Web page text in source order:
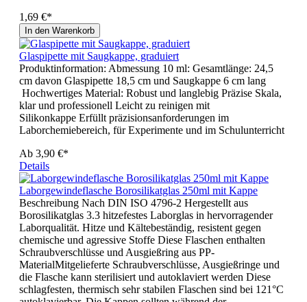
1,69 €*
In den Warenkorb
Glaspipette mit Saugkappe, graduiert
Produktinformation: Abmessung 10 ml: Gesamtlänge: 24,5
cm davon Glaspipette 18,5 cm und Saugkappe 6 cm lang
Hochwertiges Material: Robust und langlebig Präzise Skala,
klar und professionell Leicht zu reinigen mit
Silikonkappe Erfüllt präzisionsanforderungen im
Laborchemiebereich, für Experimente und im Schulunterricht
Ab 3,90 €*
Details
Laborgewindeflasche Borosilikatglas 250ml mit Kappe
Beschreibung Nach DIN ISO 4796-2 Hergestellt aus
Borosilikatglas 3.3 hitzefestes Laborglas in hervorragender
Laborqualität. Hitze und Kältebeständig, resistent gegen
chemische und agressive Stoffe Diese Flaschen enthalten
Schraubverschlüsse und Ausgießring aus PP-
MaterialMitgelieferte Schraubverschlüsse, Ausgießringe und
die Flasche kann sterilisiert und autoklaviert werden Diese
schlagfesten, thermisch sehr stabilen Flaschen sind bei 121°C